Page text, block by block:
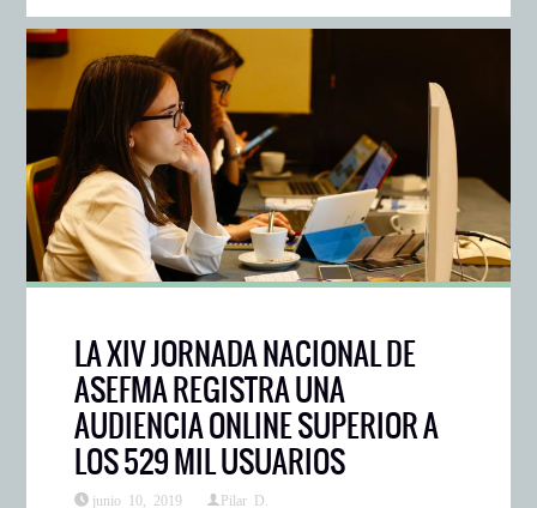
LA XIV JORNADA NACIONAL DE
ASEFMA REGISTRA UNA
AUDIENCIA ONLINE SUPERIOR A
LOS 529 MIL USUARIOS
junio 10, 2019
Pilar D.